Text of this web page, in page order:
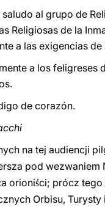
al grupo de
Religiosas de la
a las exigencias
a los feligreses
de corazón.
na tej audiencji
pod wezwaniem
a orioniści; prócz tego
Orbisu, Turysty